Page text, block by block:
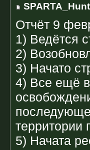
Отчёт 9
1) Ведётся
2)
3) Начато
4) Все ещё
территории
5) Начата